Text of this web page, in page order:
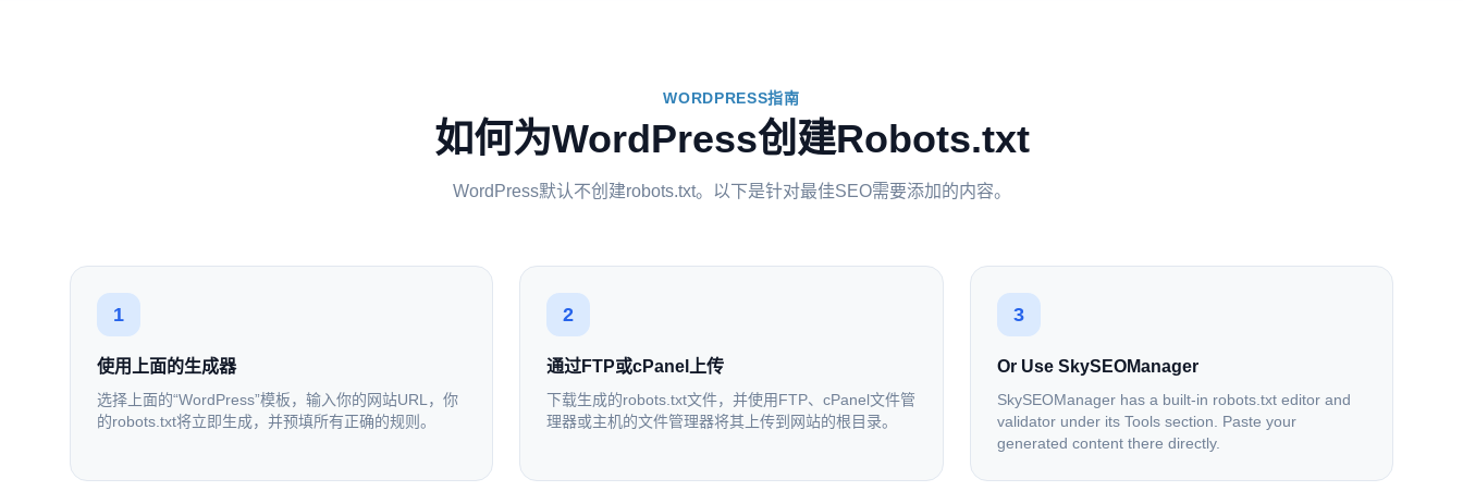
WORDPRESS指南
如何为WordPress创建Robots.txt
WordPress默认不创建robots.txt。以下是针对最佳SEO需要添加的内容。
1
使用上面的生成器
选择上面的“WordPress”模板，输入你的网站URL，你
的robots.txt将立即生成，并预填所有正确的规则。
2
通过FTP或cPanel上传
下载生成的robots.txt文件，并使用FTP、cPanel文件管
理器或主机的文件管理器将其上传到网站的根目录。
3
Or Use SkySEOManager
SkySEOManager has a built-in robots.txt editor and
validator under its Tools section. Paste your
generated content there directly.